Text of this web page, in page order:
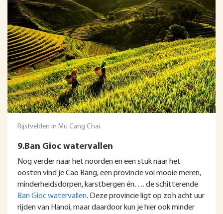
Rijstvelden in Mu Cang Chai.
9.Ban Gioc watervallen
Nog verder naar het noorden en een stuk naar het
oosten vind je Cao Bang, een provincie vol mooie meren,
minderheidsdorpen, karstbergen én…. de schitterende
Ban Gioc watervallen. Deze provincie ligt op zo’n acht uur
rijden van Hanoi, maar daardoor kun je hier ook minder